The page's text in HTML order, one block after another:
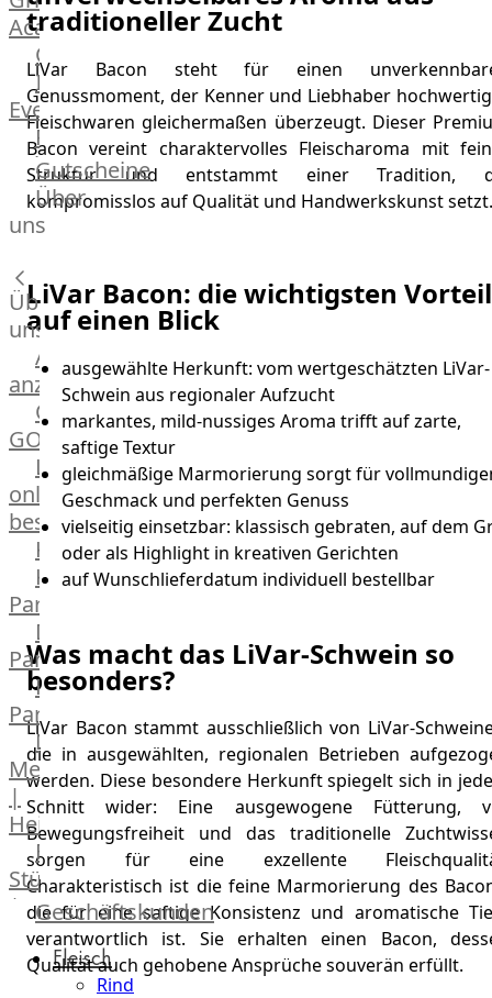
Academy
OTTO@Home
Individuelle
Events
Partner
Kalender
Gästehaus
Villa
Gutscheine
Über
uns
Über
uns
Alle
anzeigen
OTTO
GOURMET
Lebensmittel
online
bestellen
Karriere
Kochschul-
Partner
Depot-
Partner
Frischetheken-
Partner
Männer
Metzger
|
Heinsberg
Feinkost
Stüttgen
|
Düsseldorf
The
Geschäftskunden
Fleisch
Rind
traditioneller Zucht
LiVar Bacon steht für einen
Genussmoment, der Kenner und Liebhaber
Fleischwaren gleichermaßen überzeugt. Dieser
Bacon vereint charaktervolles Fleischaroma mit
Struktur und entstammt einer Tradition,
kompromisslos auf Qualität und Handwerkskunst setzt.
LiVar Bacon: die wichtigsten
auf einen Blick
ausgewählte Herkunft: vom wertgeschätzten LiVar-
Schwein aus regionaler Aufzucht
markantes, mild-nussiges Aroma trifft auf zarte,
saftige Textur
gleichmäßige Marmorierung sorgt für
Geschmack und perfekten Genuss
vielseitig einsetzbar: klassisch gebraten, auf dem
oder als Highlight in kreativen Gerichten
auf Wunschlieferdatum individuell bestellbar
Was macht das LiVar-Schwein so
besonders?
LiVar Bacon stammt ausschließlich von LiVar-
die in ausgewählten, regionalen Betrieben
werden. Diese besondere Herkunft spiegelt sich in
Schnitt wider: Eine ausgewogene Fütterung,
Bewegungsfreiheit und das traditionelle
sorgen für eine exzellente
Charakteristisch ist die feine Marmorierung des
die für eine saftige Konsistenz und aromatische
verantwortlich ist. Sie erhalten einen Bacon,
Qualität auch gehobene Ansprüche souverän erfüllt.